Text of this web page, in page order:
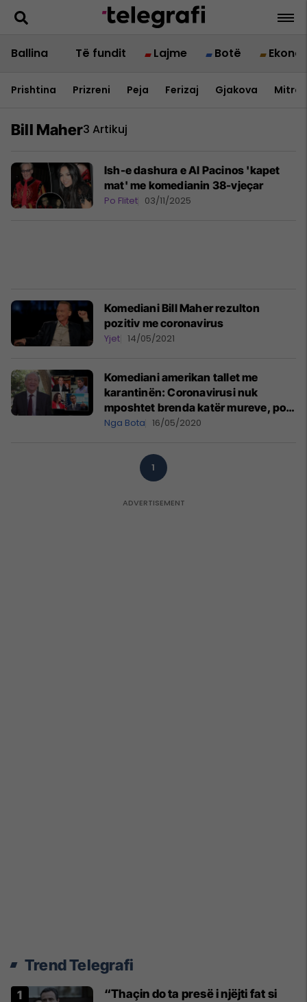
Ballina Të fundit Lajme Botë
Prishtina Prizreni Peja Ferizaj Gjakova
Bill Maher3 Artikuj
Ish-e dashura e Al Pacinos 'kapet
mat' me komedianin 38-vjeçar
Po Flitet 03/11/2025
Komediani Bill Maher rezulton
pozitiv me coronavirus
Yjet 14/05/2021
Komediani amerikan tallet me
karantinën: Coronavirusi nuk
mposhtet brenda katër mureve, por
duke dalë jashtë për vitaminë D
Nga Bota 16/05/2020
1
Trend Telegrafi
“Thaçin do ta presë i njëjti fat si